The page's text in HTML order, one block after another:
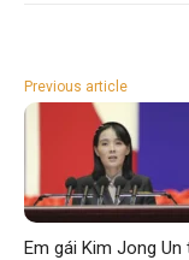
Previous article
Em gái Kim Jong Un